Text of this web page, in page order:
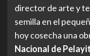
director de arte y
semilla en el
hoy cosecha una
Nacional de